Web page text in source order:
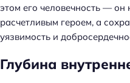
этом его человечность — он
расчетливым героем, а
уязвимость и
Глубина